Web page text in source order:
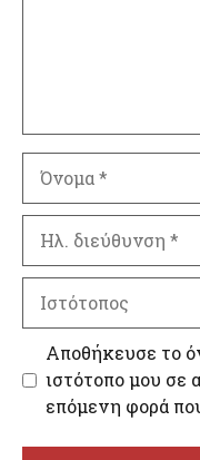
διεύθυνση
Αποθήκευσε το
ιστότοπο μου σε
επόμενη φορά